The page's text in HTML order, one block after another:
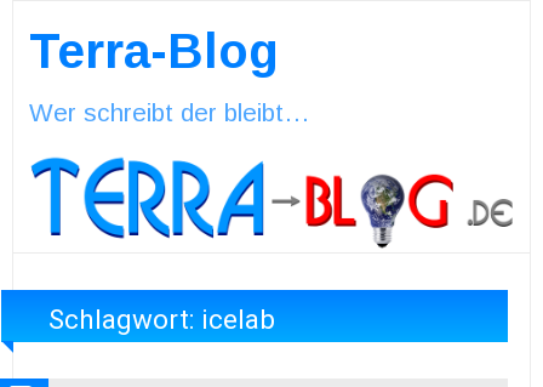
Terra-Blog
Wer schreibt der bleibt…
Schlagwort: icelab